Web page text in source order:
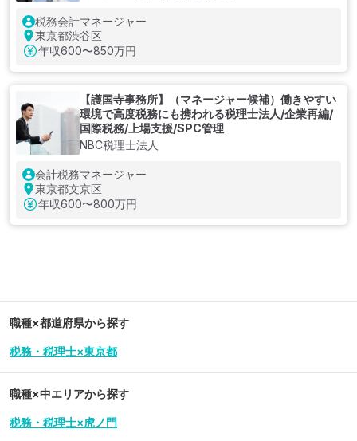
税務会計マネージャー
東京都渋谷区
年収600〜850万円
【護国寺事務所】（マネージャー候補）働きやすい
環境で高度税務にも携われる税理士法人/企業再編/
国際税務/上場支援/SPC管理
NBC税理士法人
会計税務マネージャー
東京都文京区
年収600〜800万円
職種×都道府県から探す
税務・税理士×東京都
職種×中エリアから探す
税務・税理士×虎ノ門